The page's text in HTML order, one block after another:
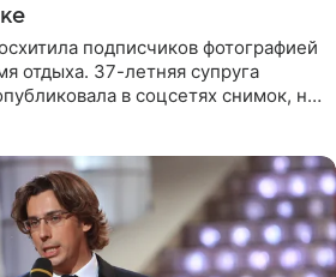
подписчиков фотографией
отдыха. 37-летняя супруга
в соцсетях снимок, на